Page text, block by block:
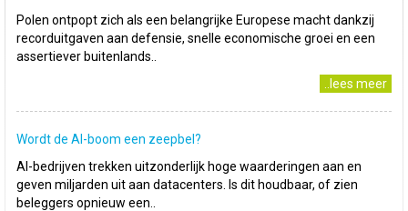
Polen ontpopt zich als een belangrijke Europese macht dankzij
recorduitgaven aan defensie, snelle economische groei en een
assertiever buitenlands..
..lees meer
Wordt de AI-boom een zeepbel?
AI-bedrijven trekken uitzonderlijk hoge waarderingen aan en
geven miljarden uit aan datacenters. Is dit houdbaar, of zien
beleggers opnieuw een..